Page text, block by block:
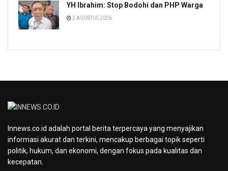
YH Ibrahim: Stop Bodohi dan PHP Warga
2 AGUSTUS 2026
Innews.co.id adalah portal berita terpercaya yang menyajikan
informasi akurat dan terkini, mencakup berbagai topik seperti
politik, hukum, dan ekonomi, dengan fokus pada kualitas dan
kecepatan.